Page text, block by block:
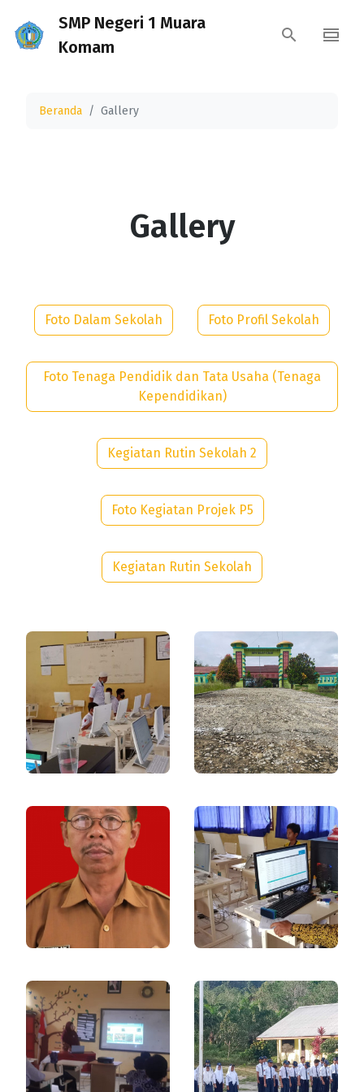
SMP Negeri 1 Muara
Komam
Beranda Gallery
Gallery
Foto Dalam Sekolah Foto Profil Sekolah
Foto Tenaga Pendidik dan Tata Usaha (Tenaga
Kependidikan)
Kegiatan Rutin Sekolah 2
Foto Kegiatan Projek P5
Kegiatan Rutin Sekolah